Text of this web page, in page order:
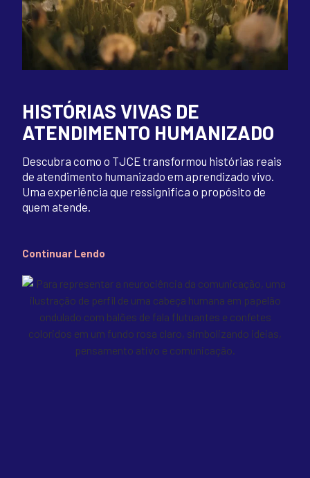
HISTÓRIAS VIVAS DE
ATENDIMENTO HUMANIZADO
Descubra como o TJCE transformou histórias reais
de atendimento humanizado em aprendizado vivo.
Uma experiência que ressignifica o propósito de
quem atende.
Continuar Lendo